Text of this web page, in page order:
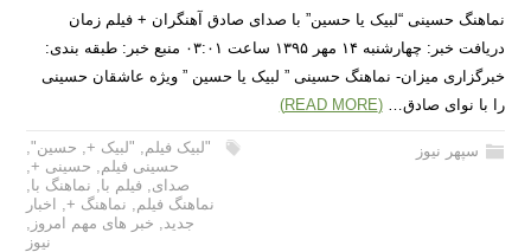
نماهنگ حسینی “لبیک یا حسین” با صدای صادق آهنگران + فیلم زمان
دریافت خبر: چهارشنبه ۱۴ مهر ۱۳۹۵ ساعت ۰۳:۰۱ منبع خبر: طبقه بندی:
خبرگزاری میزان- نماهنگ حسینی ” لبیک یا حسین ” ویژه عاشقان حسینی
را با نوای صادق…(READ MORE)
سپهر نیوز "لبیک فیلم, "لبیک +, حسین",
حسینی فیلم, حسینی +,
صدای, فیلم با, نماهنگ با,
نماهنگ فیلم, نماهنگ +,
اخبار
جدید, خبر های مهم امروز ,
نیوز